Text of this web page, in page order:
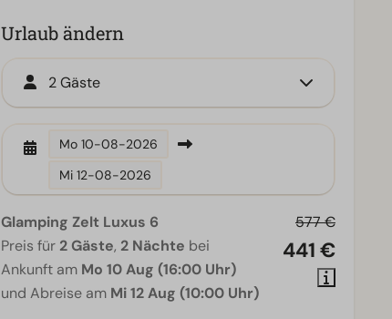
Urlaub ändern
2 Gäste
Mo 10-08-2026
Mi 12-08-2026
577 €
441 €
Glamping Zelt Luxus 6
Preis für 2 Gäste, 2 Nächte bei
Ankunft am Mo 10 Aug (16:00 Uhr)
und Abreise am Mi 12 Aug (10:00 Uhr)